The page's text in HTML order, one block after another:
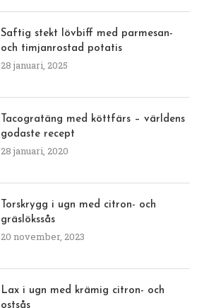
Saftig stekt lövbiff med parmesan-
och timjanrostad potatis
28 januari, 2025
Tacogratäng med köttfärs – världens
godaste recept
28 januari, 2020
Torskrygg i ugn med citron- och
gräslökssås
20 november, 2023
Lax i ugn med krämig citron- och
ostsås